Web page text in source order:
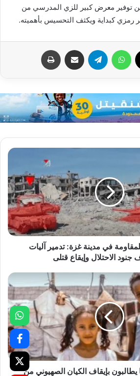
توفير معرض كبير للزي المدرسي من
رمزي كبداية ويكثف التحسيس بأهميته.
واتساب تيلقرام مشاركة عبر البريد
في مدينة غزة: تدمير آليات
جنود الاحتلال وإيقاع قتلى
يطالبون بإيقاف الكيان الصهيوني من